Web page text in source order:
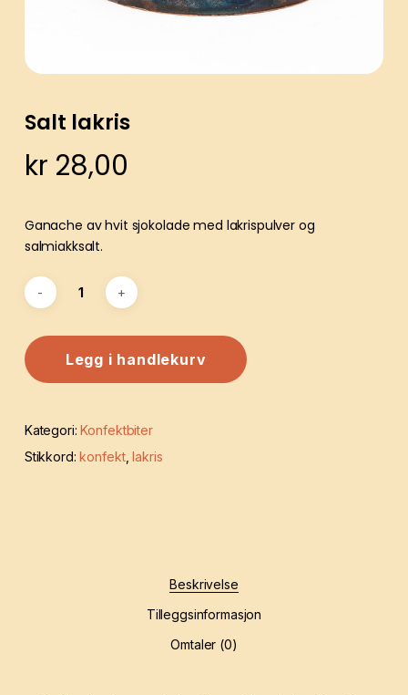
Salt lakris
kr 28,00
Ganache av hvit sjokolade med lakrispulver og
salmiakksalt.
Legg i handlekurv
Kategori:Konfektbiter
Stikkord:konfekt,lakris
Beskrivelse
Tilleggsinformasjon
Omtaler (0)